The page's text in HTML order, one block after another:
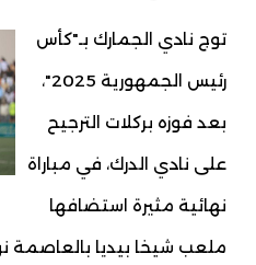
توج نادي الجمارك بـ"كأس
رئيس الجمهورية 2025"،
بعد فوزه بركلات الترجيح
على نادي الدرك، في مباراة
نهائية مثيرة استضافها
ملعب شيخا بيديا بالعاصمة